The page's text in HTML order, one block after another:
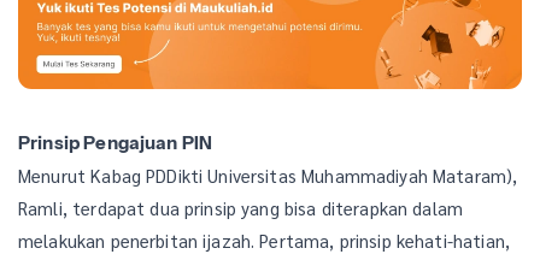
Prinsip Pengajuan PIN
Menurut Kabag PDDikti Universitas Muhammadiyah Mataram),
Ramli, terdapat dua prinsip yang bisa diterapkan dalam
melakukan penerbitan ijazah. Pertama, prinsip kehati-hatian,